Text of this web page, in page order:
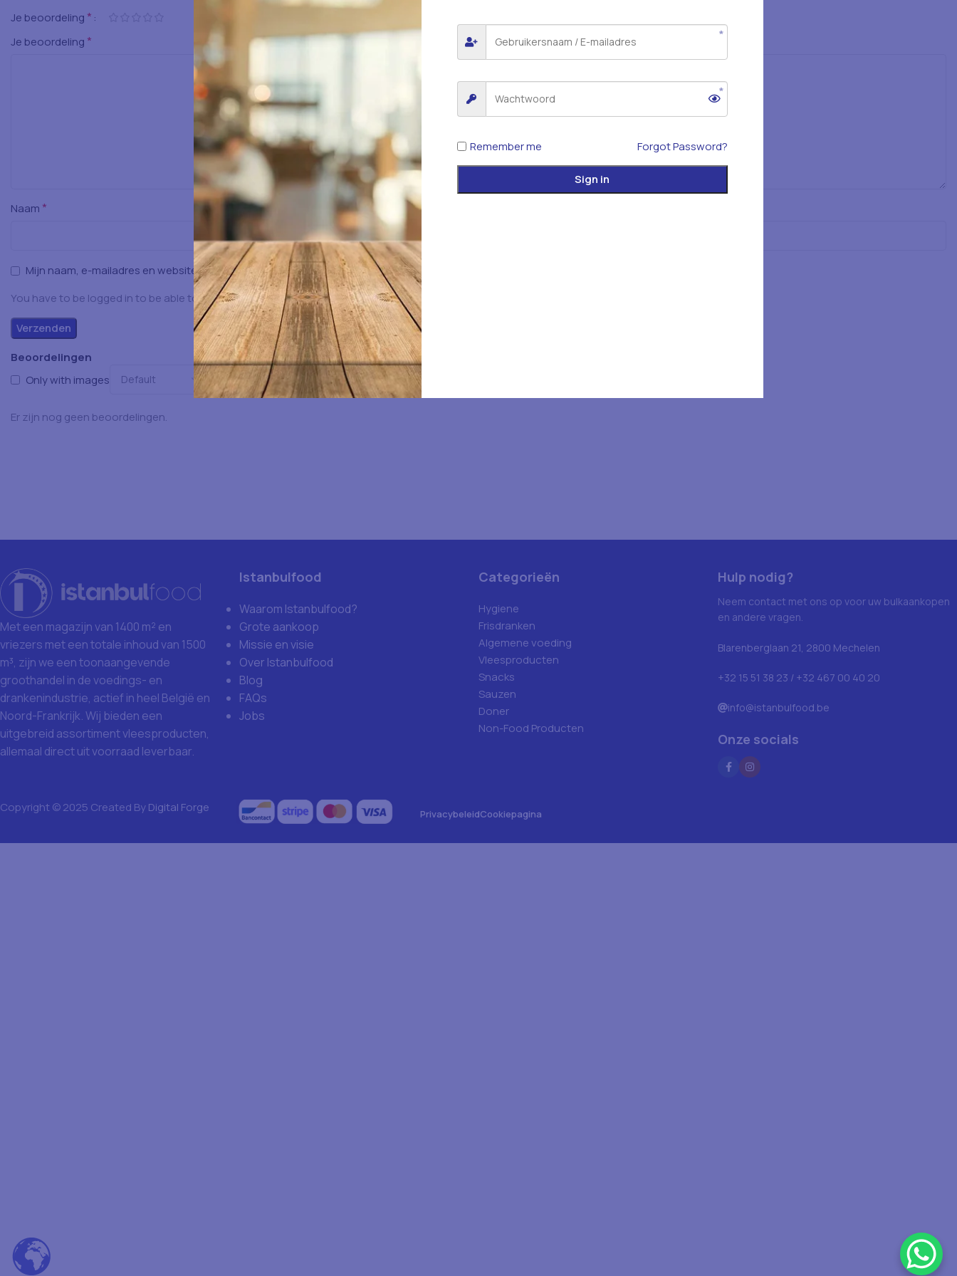
Beoordelingen
Only with images
Er zijn nog geen beoordelingen.
Je beoordeling *
Je beoordeling *
Naam *
Mijn naam, e-mailadres en website opslaan in deze browser voor de volgende keer wanneer ik een reactie plaats.
You have to be logged in to be able to add photos to your review.
Met een magazijn van 1400 m² en
vriezers met een totale inhoud van 1500
m³, zijn we een toonaangevende
groothandel in de voedings- en
drankenindustrie, actief in heel België en
Noord-Frankrijk. Wij bieden een
uitgebreid assortiment vleesproducten,
allemaal direct uit voorraad leverbaar.
Istanbulfood
Waarom Istanbulfood?
Grote aankoop
Missie en visie
Over Istanbulfood
Blog
FAQs
Jobs
Categorieën
Hygiene
Frisdranken
Algemene voeding
Vleesproducten
Snacks
Sauzen
Doner
Non-Food Producten
Hulp nodig?
Neem contact met ons op voor uw bulkaankopen
en andere vragen.
Blarenberglaan 21, 2800 Mechelen
+32 15 51 38 23 / +32 467 00 40 20
info@istanbulfood.be
Onze socials
Copyright © 2025 Created ByDigital Forge PrivacybeleidCookiepagina
Remember me Forgot Password?
Sign in